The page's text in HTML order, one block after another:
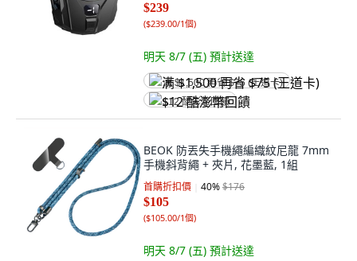
$239
($239.00/1個)
明天 8/7 (五) 預計送達
满 $1,500 再省 $75 (王道卡)
$12 酷澎幣回饋
BEOK 防丟失手機繩編織紋尼龍 7mm
手機斜背繩 + 夾片, 花墨藍, 1組
首購折扣價 40%$176
$105
($105.00/1個)
明天 8/7 (五) 預計送達